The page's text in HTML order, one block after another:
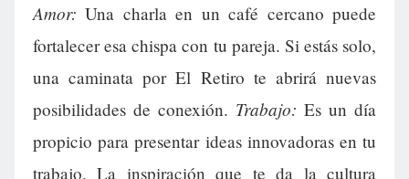
Amor: Una charla en un café cercano puede
fortalecer esa chispa con tu pareja. Si estás solo,
una caminata por El Retiro te abrirá nuevas
posibilidades de conexión. Trabajo: Es un día
propicio para presentar ideas innovadoras en tu
trabajo. La inspiración que te da la cultura